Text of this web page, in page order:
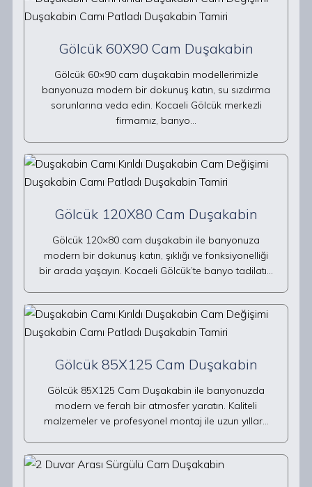
Gölcük 60X90 Cam Duşakabin
Gölcük 60×90 cam duşakabin modellerimizle
banyonuza modern bir dokunuş katın, su sızdırma
sorunlarına veda edin. Kocaeli Gölcük merkezli
firmamız, banyo…
Gölcük 120X80 Cam Duşakabin
Gölcük 120×80 cam duşakabin ile banyonuza
modern bir dokunuş katın, şıklığı ve fonksiyonelliği
bir arada yaşayın. Kocaeli Gölcük’te banyo tadilatı…
Gölcük 85X125 Cam Duşakabin
Gölcük 85X125 Cam Duşakabin ile banyonuzda
modern ve ferah bir atmosfer yaratın. Kaliteli
malzemeler ve profesyonel montaj ile uzun yıllar…